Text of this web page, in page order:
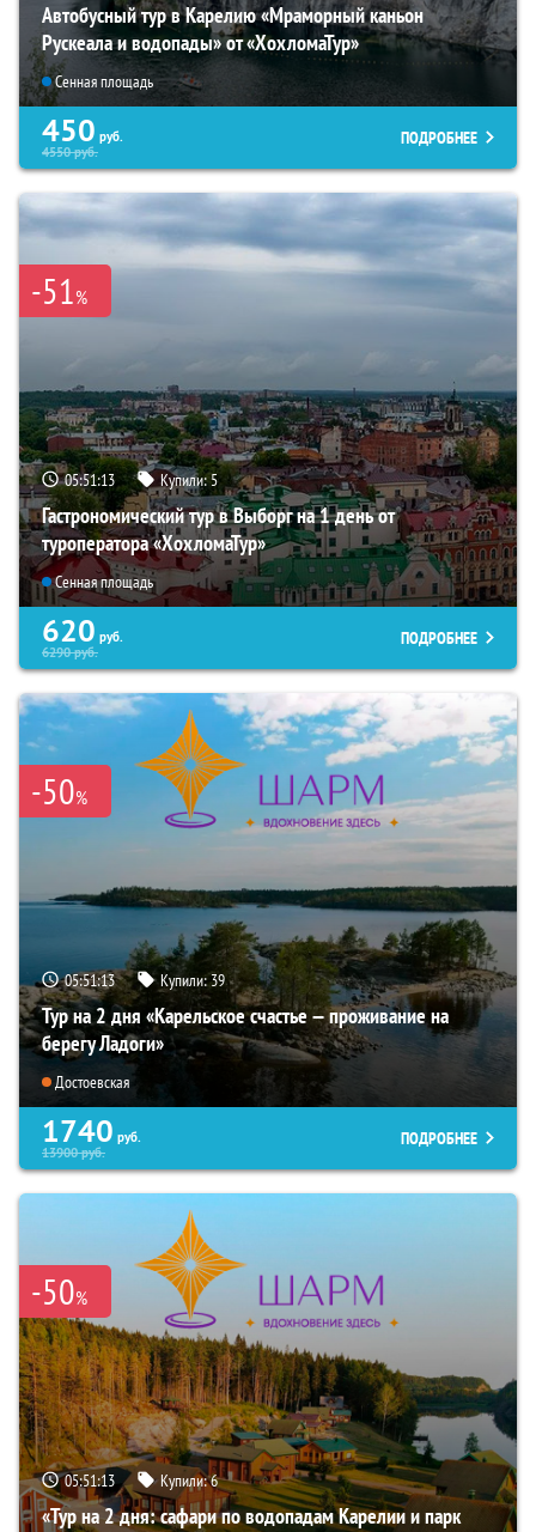
Автобусный тур в Карелию «Мраморный каньон
Рускеала и водопады» от «ХохломаТур»
Сенная площадь
450 руб.
4550руб.
ПОДРОБНЕЕ
-51%
05:51:12 Купили:5
Гастрономический тур в Выборг на 1 день от
туроператора «ХохломаТур»
Сенная площадь
620 руб.
6290руб.
ПОДРОБНЕЕ
-50%
05:51:12 Купили:39
Тур на 2 дня «Карельское счастье — проживание на
берегу Ладоги»
Достоевская
1740 руб.
13900руб.
ПОДРОБНЕЕ
-50%
05:51:12 Купили:6
«Тур на 2 дня: сафари по водопадам Карелии и парк